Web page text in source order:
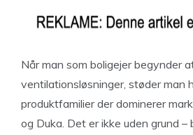
Når man som boligejer begynder
ventilationsløsninger, støder man
produktfamilier der dominerer
og Duka. Det er ikke uden grund –